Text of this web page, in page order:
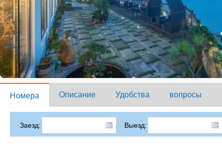
Номера Описание Удобства вопросы
Заезд: Выезд: